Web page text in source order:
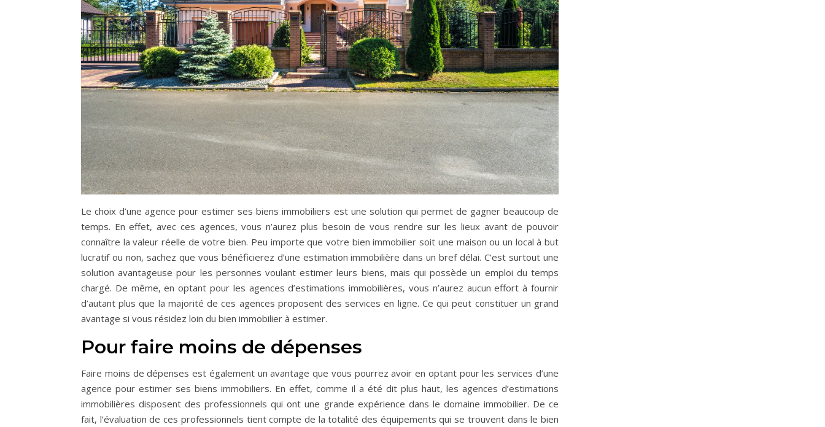
Le choix d’une agence pour estimer ses biens immobiliers est une solution qui permet de gagner beaucoup de
temps. En effet, avec ces agences, vous n’aurez plus besoin de vous rendre sur les lieux avant de pouvoir
connaître la valeur réelle de votre bien. Peu importe que votre bien immobilier soit une maison ou un local à but
lucratif ou non, sachez que vous bénéficierez d’une estimation immobilière dans un bref délai. C’est surtout une
solution avantageuse pour les personnes voulant estimer leurs biens, mais qui possède un emploi du temps
chargé. De même, en optant pour les agences d’estimations immobilières, vous n’aurez aucun effort à fournir
d’autant plus que la majorité de ces agences proposent des services en ligne. Ce qui peut constituer un grand
avantage si vous résidez loin du bien immobilier à estimer.
Pour faire moins de dépenses
Faire moins de dépenses est également un avantage que vous pourrez avoir en optant pour les services d’une
agence pour estimer ses biens immobiliers. En effet, comme il a été dit plus haut, les agences d’estimations
immobilières disposent des professionnels qui ont une grande expérience dans le domaine immobilier. De ce
fait, l’évaluation de ces professionnels tient compte de la totalité des équipements qui se trouvent dans le bien